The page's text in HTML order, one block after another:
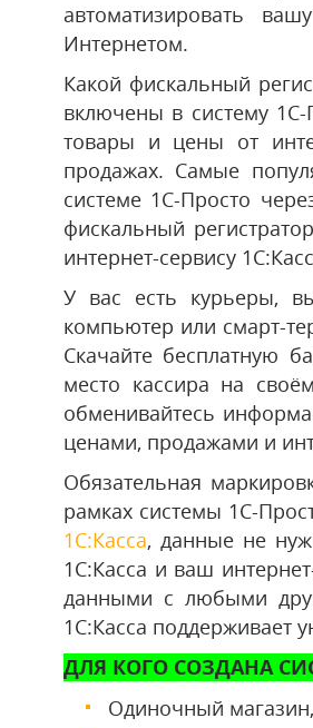
автоматизировать
Интернетом.
Какой фискальный
включены в систему 1С-
товары и цены от
продажах. Самые
системе 1С-Просто
фискальный
интернет-сервису
У вас есть курьеры,
компьютер или смарт-
Скачайте бесплатную
место кассира на
обменивайтесь
ценами, продажами и
Обязательная
рамках системы 1С-
1С:Касса, данные не
1С:Касса и ваш
данными с любыми
1C:Касса поддерживает
ДЛЯ КОГО СОЗДАНА
Одиночный магазин,